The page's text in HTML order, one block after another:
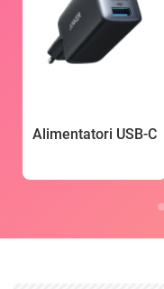
Alimentatori USB-C